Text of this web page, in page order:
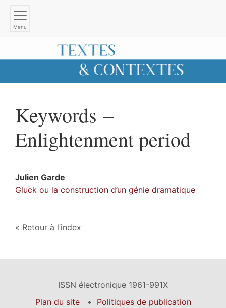
Menu
Keywords –
Enlightenment period
Julien Garde
Gluck ou la construction d’un génie dramatique
Retour à l’index
ISSN électronique 1961-991X
Plan du site
Politiques de publication